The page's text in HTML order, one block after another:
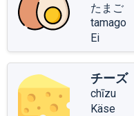
たまご
tamago
Ei
チーズ
chīzu
Käse